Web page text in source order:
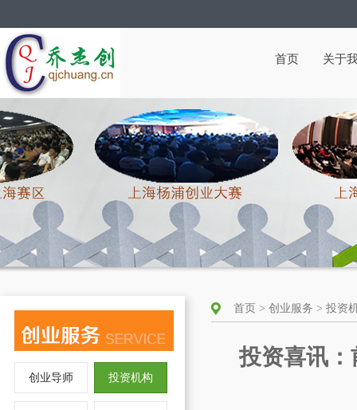
首页 关于
创业导师 投资机构
首页 > 创业服务 > 投资
投资喜讯